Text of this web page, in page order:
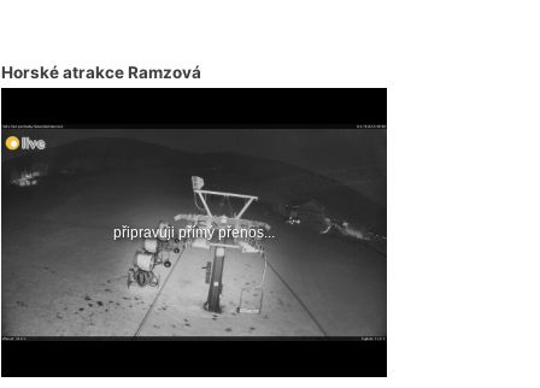
Horské atrakce Ramzová